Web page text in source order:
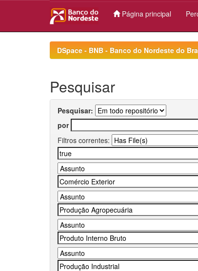
Página principal
DSpace - BNB - Banco do Nordeste do
Pesquisar
Pesquisar:
por
Filtros correntes: